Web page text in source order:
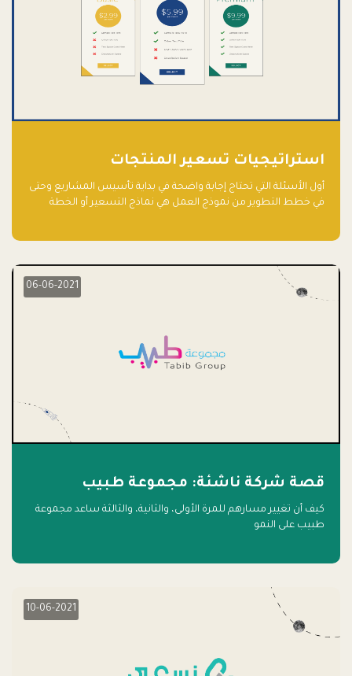
استراتيجيات تسعير المنتجات
أول الأسئلة التي تحتاج إجابة واضحة في بداية تأسيس المشاريع وحتى
في خطط التطوير من نموذج العمل هي نماذج التسعير أو الخطة
06-06-2021
قصة شركة ناشئة: مجموعة طبيب
كيف أن تغيير مسارهم للمرة الأولى، والثانية، والثالثة ساعد مجموعة
طبيب على النمو
10-06-2021